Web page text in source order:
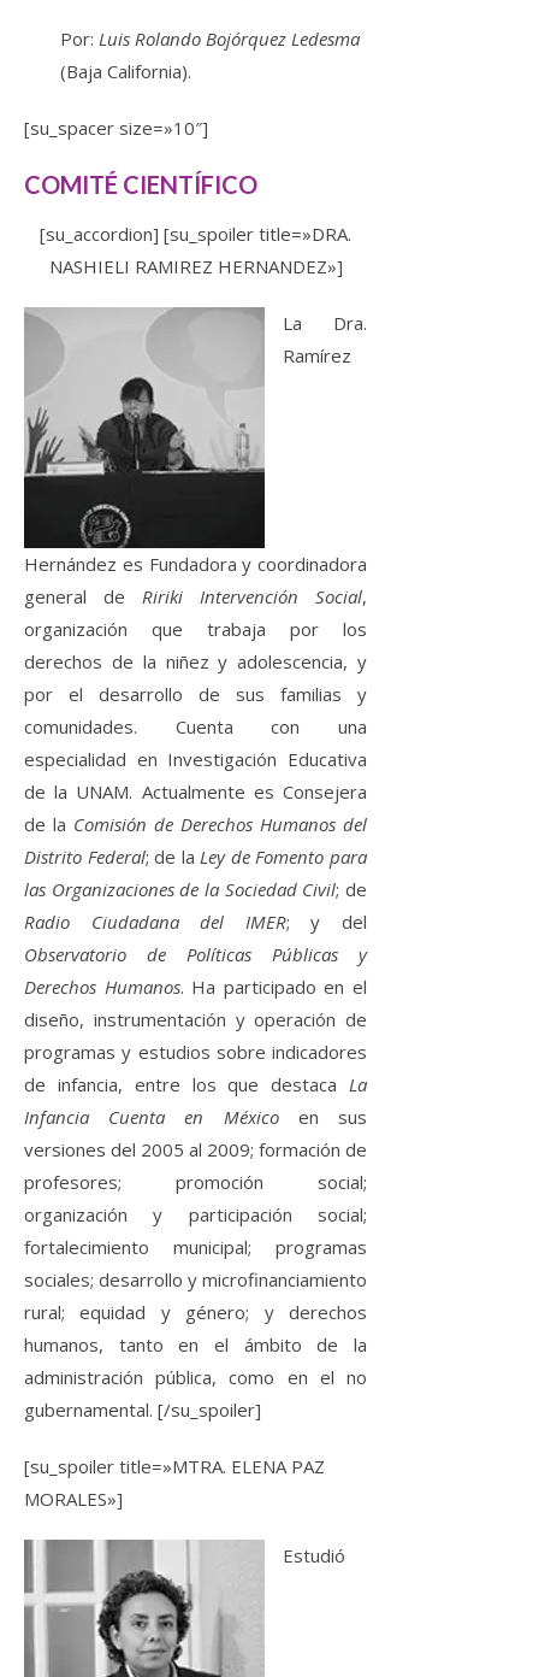
Por: Luis Rolando Bojórquez Ledesma
(Baja California).
[su_spacer size=»10″]
COMITÉ CIENTÍFICO
[su_accordion] [su_spoiler title=»DRA.
NASHIELI RAMIREZ HERNANDEZ»]
La Dra.
Ramírez
Hernández es Fundadora y coordinadora
general de Ririki Intervención Social,
organización que trabaja por los
derechos de la niñez y adolescencia, y
por el desarrollo de sus familias y
comunidades. Cuenta con una
especialidad en Investigación Educativa
de la UNAM. Actualmente es Consejera
de la Comisión de Derechos Humanos del
Distrito Federal; de laLey de Fomento para
las Organizaciones de la Sociedad Civil; de
Radio Ciudadana del IMER; y del
Observatorio de Políticas Públicas y
Derechos Humanos. Ha participado en el
diseño, instrumentación y operación de
programas y estudios sobre indicadores
de infancia, entre los que destaca La
Infancia Cuenta en Méxicoen sus
versiones del 2005 al 2009; formación de
profesores; promoción social;
organización y participación social;
fortalecimiento municipal; programas
sociales; desarrollo y microfinanciamiento
rural; equidad y género; y derechos
humanos, tanto en el ámbito de la
administración pública, como en el no
gubernamental. [/su_spoiler]
[su_spoiler title=»MTRA. ELENA PAZ
MORALES»]
Estudió